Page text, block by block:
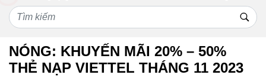
NÓNG: KHUYẾN MÃI 20% – 50%
THẺ NẠP VIETTEL THÁNG 11 2023